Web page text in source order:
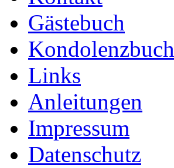
Gästebuch
Kondolenzbuch
Links
Anleitungen
Impressum
Datenschutz